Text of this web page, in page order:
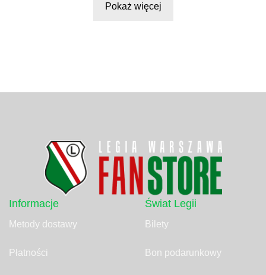
Pokaż więcej
Informacje
Metody dostawy
Płatności
Świat Legii
Bilety
Bon podarunkowy